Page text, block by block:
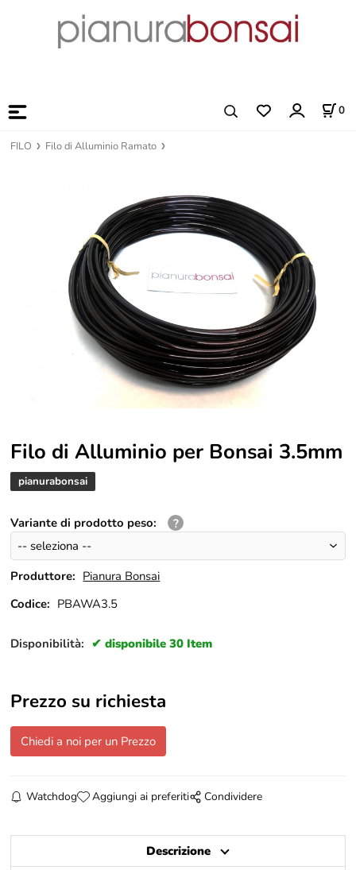
0
FILO Filo di Alluminio Ramato
Filo di Alluminio per Bonsai 3.5mm
pianurabonsai
Variante di prodotto peso:
Produttore: Pianura Bonsai
Codice: PBAWA3.5
Disponibilità: disponibile 30 Item
Prezzo su richiesta
Chiedi a noi per un Prezzo
Watchdog Aggiungi ai preferiti Condividere
Descrizione